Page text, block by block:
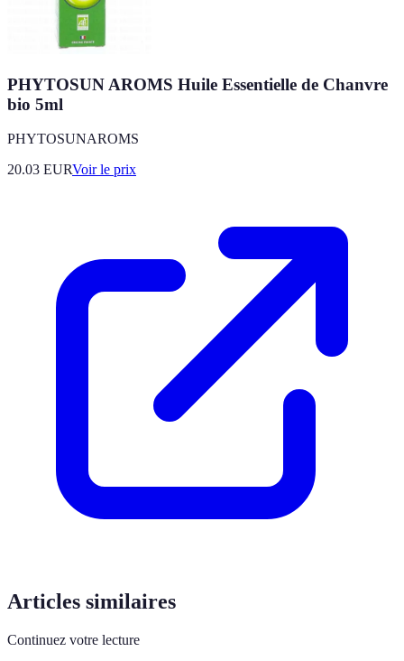
PHYTOSUN AROMS Huile Essentielle de Chanvre
bio 5ml
PHYTOSUNAROMS
20.03 EURVoir le prix
Articles similaires
Continuez votre lecture